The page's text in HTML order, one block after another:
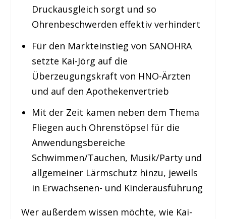
Druckausgleich sorgt und so
Ohrenbeschwerden effektiv verhindert
Für den Markteinstieg von SANOHRA
setzte Kai-Jörg auf die
Überzeugungskraft von HNO-Ärzten
und auf den Apothekenvertrieb
Mit der Zeit kamen neben dem Thema
Fliegen auch Ohrenstöpsel für die
Anwendungsbereiche
Schwimmen/Tauchen, Musik/Party und
allgemeiner Lärmschutz hinzu, jeweils
in Erwachsenen- und Kinderausführung
Wer außerdem wissen möchte, wie Kai-